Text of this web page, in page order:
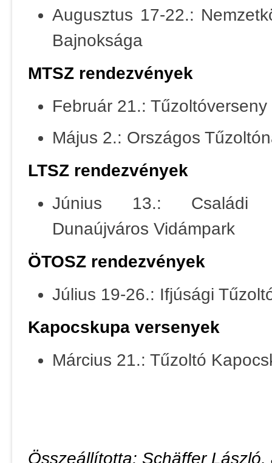
Augusztus 17-22.:
Bajnoksága
MTSZ rendezvények
Február 21.:
Május 2.: Országos
LTSZ rendezvények
Június 13.: Családi
Dunaújváros Vidámpark
ÖTOSZ rendezvények
Július 19-26.: Ifjúsági
Kapocskupa versenyek
Március 21.: Tűzoltó
Összeállította: Schäffer